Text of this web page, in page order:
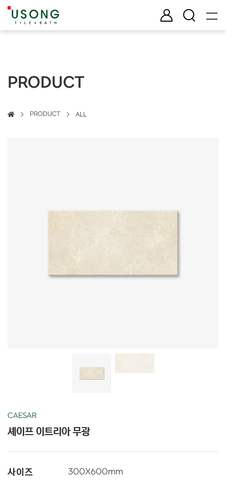
유송타일 & 바스
PRODUCT
PRODUCT ALL
CAESAR
셰이프 이트리아 무광
사이즈 300X600mm